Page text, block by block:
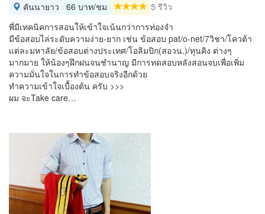
คันนายาว 66 บาท/ชม
5 รีวิว
พี่มีเทคนิคการสอนให้เข้าใจเน้นกว่าการท่องจำ
มีข้อสอบไล่ระดับความง่าย-ยาก เช่น ข้อสอบ pat/o-net/7วิชา/โควต้า
แต่ละมหาลัย/ข้อสอบต่างประเทศ/โอลิมปิก(สอวน.)/ทุนคิง ต่างๆ
มากมาย ให้น้องๆฝึกฝนจนชำนาญ มีการทดสอบหลังสอนจบเพื่อเพิ่ม
ความมั่นใจในการทำข้อสอบจริงอีกด้วย
ทำความเข้าใจเบื้องต้น​ ครับ​ >>>
ผม​ จะTake care…